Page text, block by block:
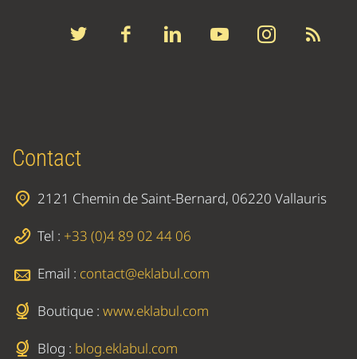
Contact
2121 Chemin de Saint-Bernard, 06220 Vallauris
Tel : +33 (0)4 89 02 44 06
Email : contact@eklabul.com
Boutique : www.eklabul.com
Blog : blog.eklabul.com